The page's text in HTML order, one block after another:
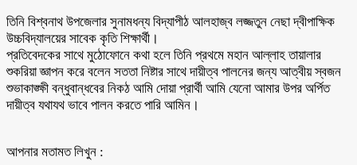
তিনি বিশ্বনাথ উপজেলার সুনামধন্য বিদ্যাপীঠ আলহাজ্ব লজ্জতুন নেছা দ্বীপাক্ষিক
উচ্চবিদ্যালয়ের সাবেক কৃতি শিক্ষার্থী।
প্রতিবেদকের সাথে মুঠোফোনে কথা হলে তিনি প্রথমে মহান আল্লাহ তায়ালার
শুকরিয়া জ্ঞাপন করে বলেন সততা নিষ্টার সাথে দায়ীত্ব পালনের জন্য আত্বীয় স্বজন
শুভাকাঙ্ক্ষী বন্ধুবান্ধবের নিকঠ আমি দোয়া প্রার্থী আমি যেনো আমার উপর অর্পিত
দায়ীত্ব যথাযথ ভাবে পালন করতে পারি আমিন।
আপনার মতামত লিখুন :